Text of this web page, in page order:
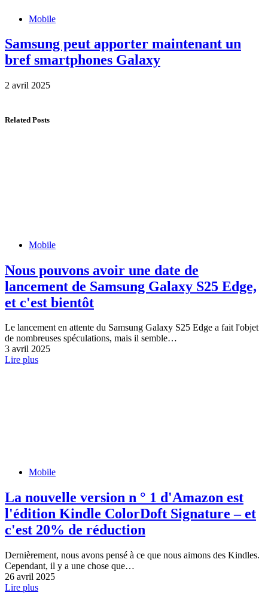
Mobile
Samsung peut apporter maintenant un
bref smartphones Galaxy
2 avril 2025
Related Posts
Mobile
Nous pouvons avoir une date de
lancement de Samsung Galaxy S25 Edge,
et c'est bientôt
Le lancement en attente du Samsung Galaxy S25 Edge a fait l'objet
de nombreuses spéculations, mais il semble…
3 avril 2025
Lire plus
Mobile
La nouvelle version n ° 1 d'Amazon est
l'édition Kindle ColorDoft Signature – et
c'est 20% de réduction
Dernièrement, nous avons pensé à ce que nous aimons des Kindles.
Cependant, il y a une chose que…
26 avril 2025
Lire plus